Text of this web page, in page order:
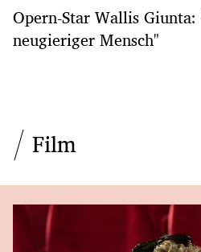
Opern-Star Wallis
neugieriger Mensch"
Film